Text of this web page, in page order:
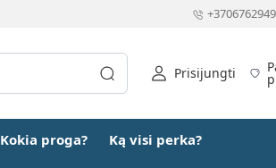
Prisijungti
Kokia proga? Ką visi perka?